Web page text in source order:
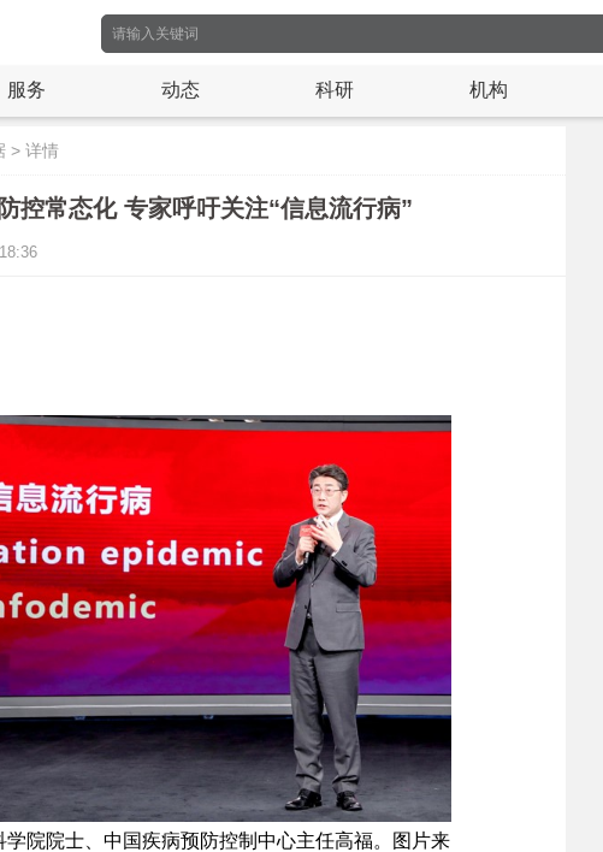
服务 动态 科研 机构
> 详情
控常态化 专家呼吁关注“信息流行病”
学院院士、中国疾病预防控制中心主任高福。图片来